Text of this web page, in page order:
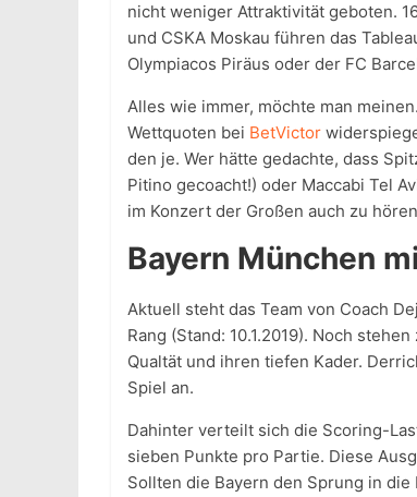
nicht weniger Attraktivität geboten.
und CSKA Moskau führen das
Olympiacos Piräus oder der FC
Alles wie immer, möchte man
Wettquoten bei BetVictor
den je. Wer hätte gedachte, dass
Pitino gecoacht!) oder Maccabi Tel
im Konzert der Großen auch zu
Bayern München
Aktuell steht das Team von Coach
Rang (Stand: 10.1.2019). Noch
Qualtät und ihren tiefen Kader.
Spiel an.
Dahinter verteilt sich die Scoring-
sieben Punkte pro Partie. Diese
Sollten die Bayern den Sprung in